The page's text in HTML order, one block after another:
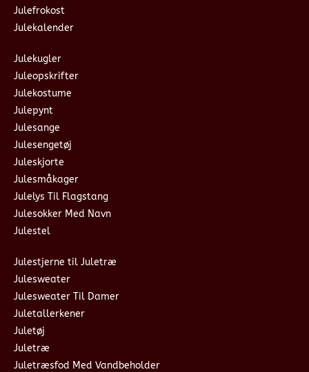
Julefrokost
Julekalender
Julekugler
Juleopskrifter
Julekostume
Julepynt
Julesange
Julesengetøj
Juleskjorte
Julesmåkager
Julelys Til Flagstang
Julesokker Med Navn
Julestel
Julestjerne til Juletræ
Julesweater
Julesweater Til Damer
Juletallerkener
Juletøj
Juletræ
Juletræsfod Med Vandbeholder